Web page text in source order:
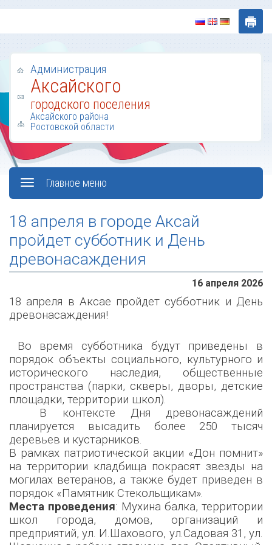
Администрация
Аксайского
городского поселения
Аксайского района
Ростовской области
Главное меню
18 апреля в городе Аксай
пройдет субботник и День
древонасаждения
16 апреля 2026
18 апреля в Аксае пройдет субботник и День
древонасаждения!
Во время субботника будут приведены в
порядок объекты социального, культурного и
исторического наследия, общественные
пространства (парки, скверы, дворы, детские
площадки, территории школ).
В контексте Дня древонасаждений
планируется высадить более 250 тысяч
деревьев и кустарников.
В рамках патриотической акции «Дон помнит»
на территории кладбища покрасят звезды на
могилах ветеранов, а также будет приведен в
порядок «Памятник Стекольщикам».
Места проведения: Мухина балка, территории
школ города, домов, организаций и
предприятий, ул. И.Шахового, ул.Садовая 31, ул.